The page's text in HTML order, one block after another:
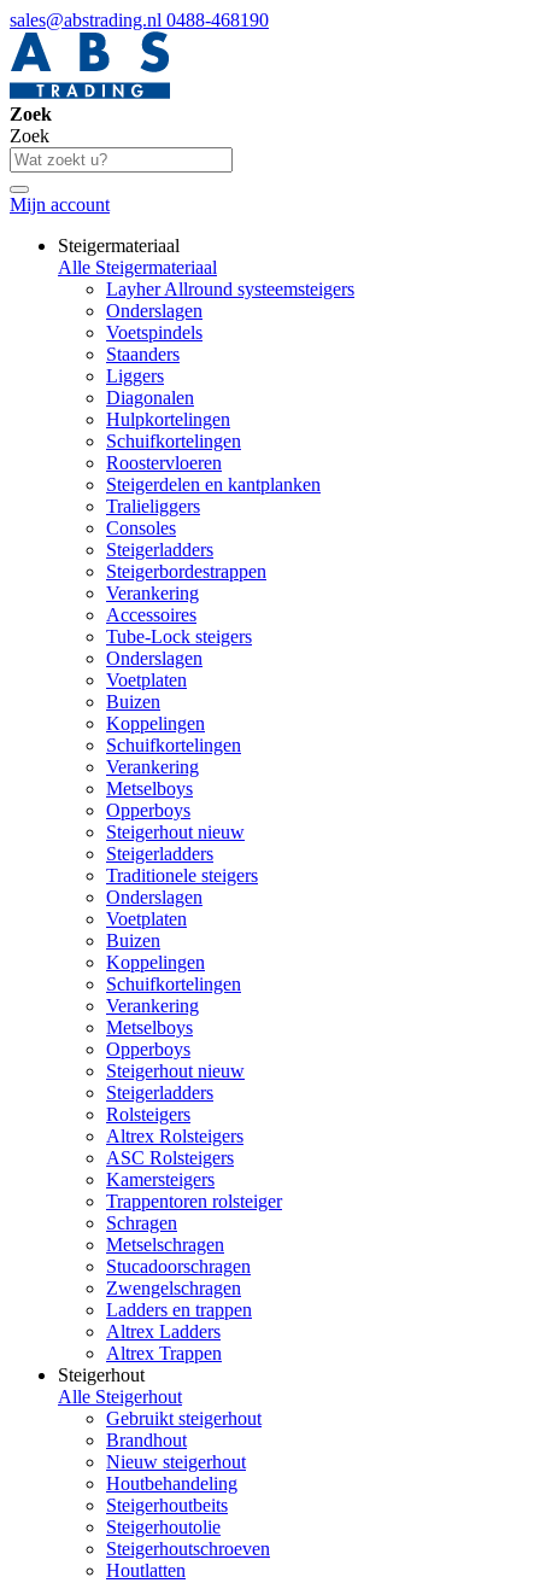
sales@abstrading.nl 0488-468190
Zoek
Zoek
Mijn account
Steigermateriaal
Alle Steigermateriaal
Layher Allround systeemsteigers
Onderslagen
Voetspindels
Staanders
Liggers
Diagonalen
Hulpkortelingen
Schuifkortelingen
Roostervloeren
Steigerdelen en kantplanken
Tralieliggers
Consoles
Steigerladders
Steigerbordestrappen
Verankering
Accessoires
Tube-Lock steigers
Onderslagen
Voetplaten
Buizen
Koppelingen
Schuifkortelingen
Verankering
Metselboys
Opperboys
Steigerhout nieuw
Steigerladders
Traditionele steigers
Onderslagen
Voetplaten
Buizen
Koppelingen
Schuifkortelingen
Verankering
Metselboys
Opperboys
Steigerhout nieuw
Steigerladders
Rolsteigers
Altrex Rolsteigers
ASC Rolsteigers
Kamersteigers
Trappentoren rolsteiger
Schragen
Metselschragen
Stucadoorschragen
Zwengelschragen
Ladders en trappen
Altrex Ladders
Altrex Trappen
Steigerhout
Alle Steigerhout
Gebruikt steigerhout
Brandhout
Nieuw steigerhout
Houtbehandeling
Steigerhoutbeits
Steigerhoutolie
Steigerhoutschroeven
Houtlatten